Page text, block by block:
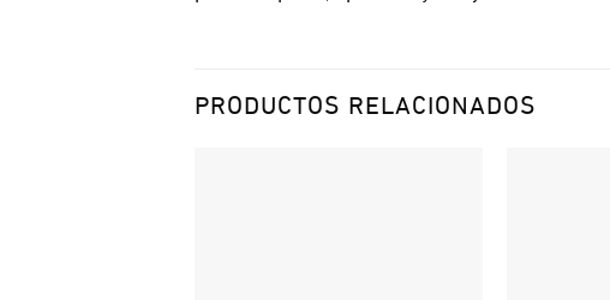
PRODUCTOS RELACIONADOS